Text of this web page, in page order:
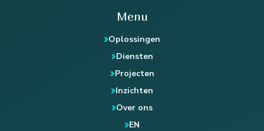
Menu
Oplossingen
Diensten
Projecten
Inzichten
Over ons
EN